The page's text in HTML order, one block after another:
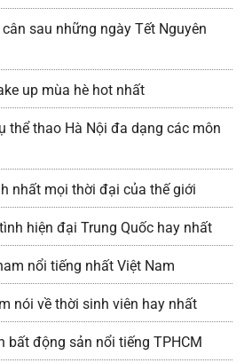
sau những ngày Tết Nguyên
up mùa hè hot nhất
thể thao Hà Nội đa dạng các môn
nhất mọi thời đại của thế giới
hiện đại Trung Quốc hay nhất
nổi tiếng nhất Việt Nam
nói về thời sinh viên hay nhất
bất động sản nổi tiếng TPHCM